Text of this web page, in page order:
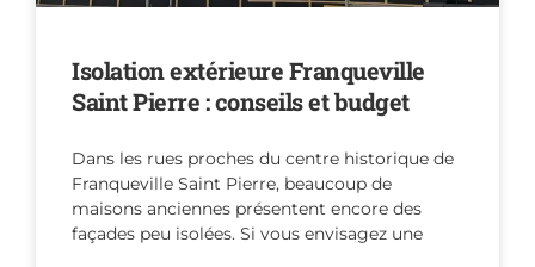
Isolation extérieure Franqueville
Saint Pierre : conseils et budget
Dans les rues proches du centre historique de
Franqueville Saint Pierre, beaucoup de
maisons anciennes présentent encore des
façades peu isolées. Si vous envisagez une